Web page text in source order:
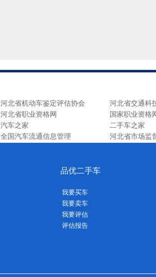
河北省机动车鉴定评估协会
河北省交通科
河北省职业资格网
国家职业资格
汽车之家
二手车之家
全国汽车流通信息管理
河北省市场监
品优二手车
我要买车
我要卖车
我要评估
评估报告